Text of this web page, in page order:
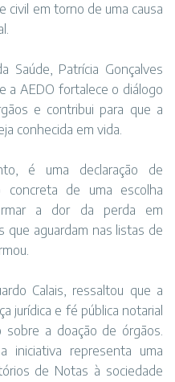
civil em torno de uma causa
Saúde, Patrícia Gonçalves
a AEDO fortalece o diálogo
e contribui para que a
conhecida em vida.
é uma declaração de
concreta de uma escolha
a dor da perda em
que aguardam nas listas de
Calais, ressaltou que a
jurídica e fé pública notarial
sobre a doação de órgãos.
iniciativa representa uma
de Notas à sociedade